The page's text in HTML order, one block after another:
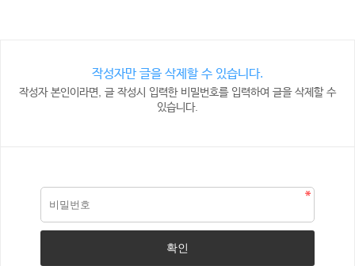
작성자만 글을 삭제할 수 있습니다.
작성자 본인이라면, 글 작성시 입력한 비밀번호를 입력하여 글을 삭제할 수
있습니다.